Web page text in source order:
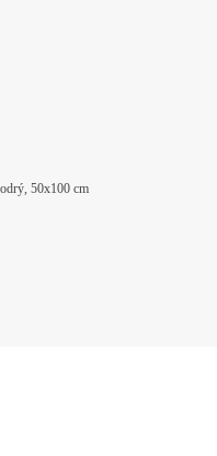
50x100 cm